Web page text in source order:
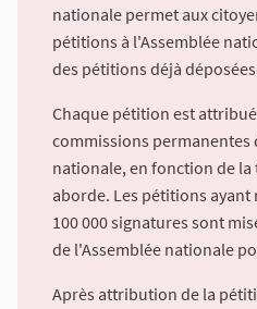
nationale permet aux
pétitions à l'Assemblée
des pétitions déjà
Chaque pétition est
commissions permanentes
nationale, en fonction de
aborde. Les pétitions
100 000 signatures sont
de l'Assemblée nationale
Après attribution de la